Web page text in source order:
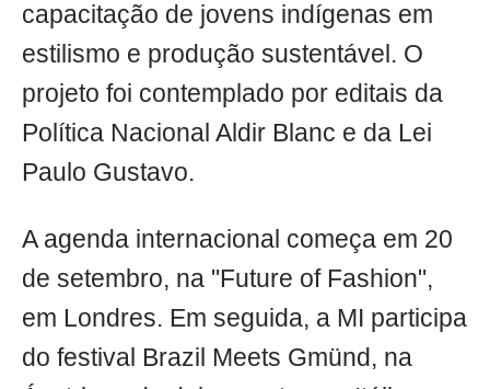
capacitação de jovens indígenas em
estilismo e produção sustentável. O
projeto foi contemplado por editais da
Política Nacional Aldir Blanc e da Lei
Paulo Gustavo.
A agenda internacional começa em 20
de setembro, na "Future of Fashion",
em Londres. Em seguida, a MI participa
do festival Brazil Meets Gmünd, na